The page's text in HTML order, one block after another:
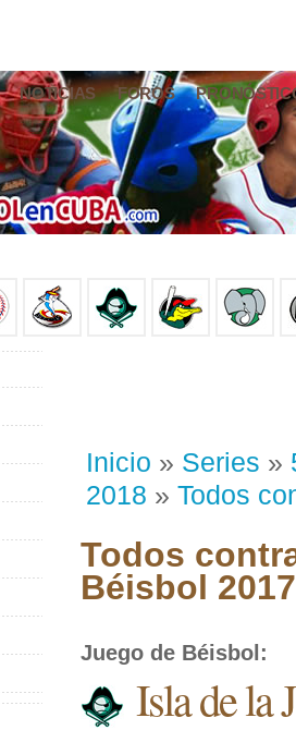
NOTICIAS FOROS
Inicio » Series »
2018 » Todos
Todos
Béisbol
Juego de Béisbol :
Isla de la